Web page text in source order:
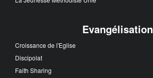
Evangélisation
Croissance de l'Eglise
Discipolat
Faith Sharing